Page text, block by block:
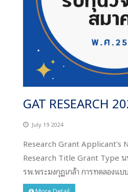
GAT RESEARCH
July 19 2024
Research Grant Applicant's
Research Title Grant Type
รพ.พระมงกุฏเกล้า การทดลองแบ